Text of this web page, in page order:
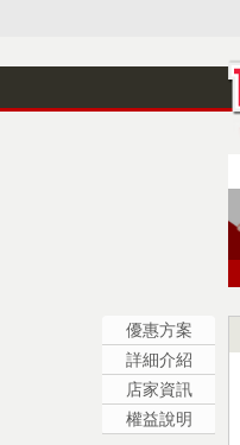
優惠方案
詳細介紹
店家資訊
權益說明